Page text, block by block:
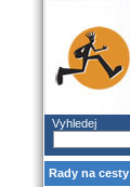
Vyhledej
Rady na cesty